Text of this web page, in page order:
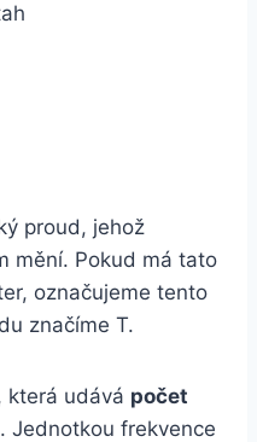
proud, jehož
mění. Pokud má tato
označujeme tento
značíme T.
která udává počet
. Jednotkou frekvence